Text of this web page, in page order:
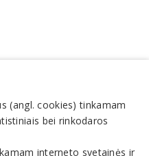
(angl. cookies) tinkamam
bei rinkodaros
interneto svetainės ir